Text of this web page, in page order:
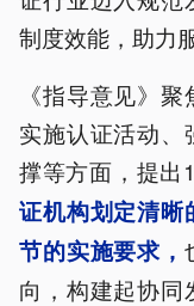
制度效能，助力
《指导意见》
实施认证活动、
撑等方面，提出
证机构划定清晰
节的实施要求，
向，构建起协